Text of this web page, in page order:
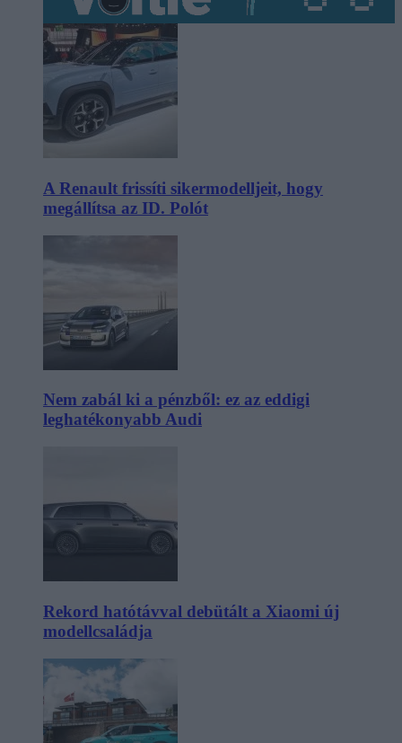
A Renault frissíti sikermodelljeit, hogy
megállítsa az ID. Polót
Nem zabál ki a pénzből: ez az eddigi
leghatékonyabb Audi
Rekord hatótávval debütált a Xiaomi új
modellcsaládja